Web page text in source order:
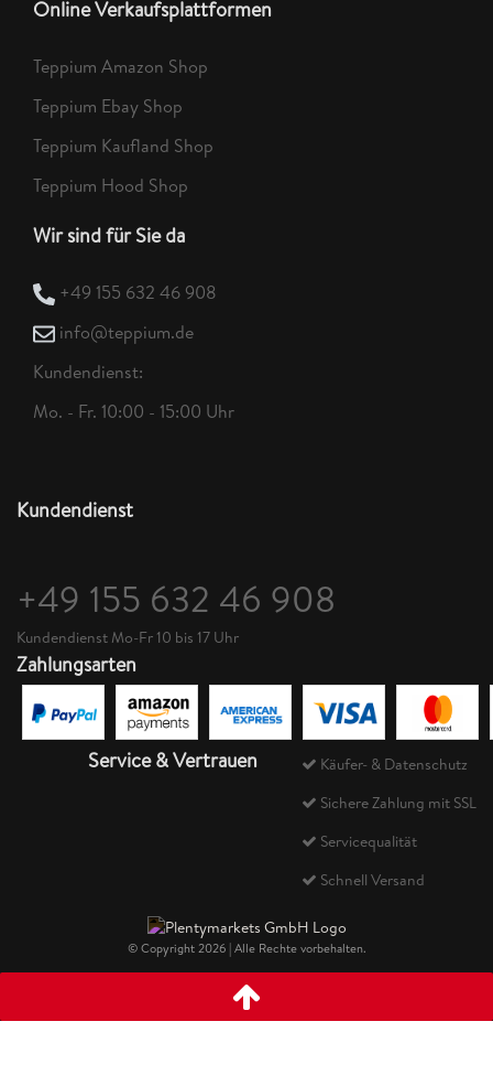
Online Verkaufsplattformen
Teppium Amazon Shop
Teppium Ebay Shop
Teppium Kaufland Shop
Teppium Hood Shop
Wir sind für Sie da
+49 155 632 46 908
info@teppium.de
Kundendienst:
Mo. - Fr. 10:00 - 15:00 Uhr
Kundendienst
+49 155 632 46 908
Kundendienst Mo-Fr 10 bis 17 Uhr
Zahlungsarten
Service & Vertrauen
Käufer- & Datenschutz
Sichere Zahlung mit SSL
Servicequalität
Schnell Versand
© Copyright 2026 | Alle Rechte vorbehalten.